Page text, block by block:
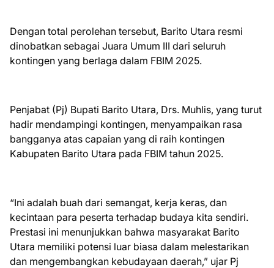
Dengan total perolehan tersebut, Barito Utara resmi
dinobatkan sebagai Juara Umum III dari seluruh
kontingen yang berlaga dalam FBIM 2025.
Penjabat (Pj) Bupati Barito Utara, Drs. Muhlis, yang turut
hadir mendampingi kontingen, menyampaikan rasa
bangganya atas capaian yang di raih kontingen
Kabupaten Barito Utara pada FBIM tahun 2025.
“Ini adalah buah dari semangat, kerja keras, dan
kecintaan para peserta terhadap budaya kita sendiri.
Prestasi ini menunjukkan bahwa masyarakat Barito
Utara memiliki potensi luar biasa dalam melestarikan
dan mengembangkan kebudayaan daerah,” ujar Pj